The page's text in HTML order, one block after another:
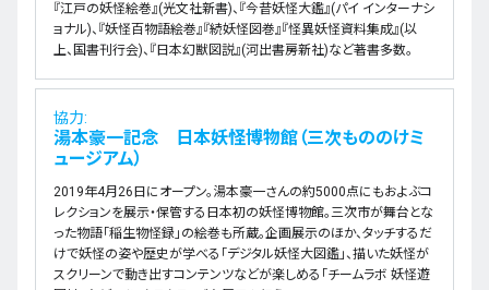
『江戸の妖怪絵巻』(光文社新書)、『今昔妖怪大鑑』(パイ インターナシ
ョナル)、『妖怪百物語絵巻』『続妖怪図巻』『怪異妖怪資料集成』(以
上、国書刊行会)、『日本幻獣図説』(河出書房新社)など著書多数。
協力:
湯本豪一記念 日本妖怪博物館（三次もののけミ
ュージアム）
2019年4月26日にオープン。湯本豪一さんの約5000点にもおよぶコ
レクションを展示・保管する日本初の妖怪博物館。三次市が舞台とな
った物語「稲生物怪録」の絵巻も所蔵。企画展示のほか、タッチするだ
けで妖怪の姿や歴史が学べる「デジタル妖怪大図鑑」、描いた妖怪が
スクリーンで動き出すコンテンツなどが楽しめる「チームラボ 妖怪遊